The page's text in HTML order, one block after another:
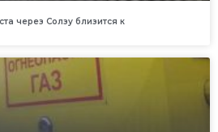
через Солзу близится к